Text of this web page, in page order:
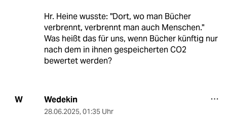
Hr. Heine wusste: "Dort, wo man Bücher
verbrennt, verbrennt man auch Menschen."
Was heißt das für uns, wenn Bücher künftig nur
nach dem in ihnen gespeicherten CO2
bewertet werden?
W Wedekin
28.06.2025, 01:35 Uhr